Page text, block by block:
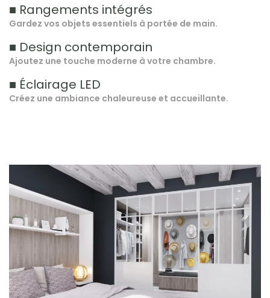
■ Rangements intégrés
Gardez vos objets essentiels à portée de main.
■ Design contemporain
Ajoutez une touche moderne à votre chambre.
■ Éclairage LED
Créez une ambiance chaleureuse et accueillante.